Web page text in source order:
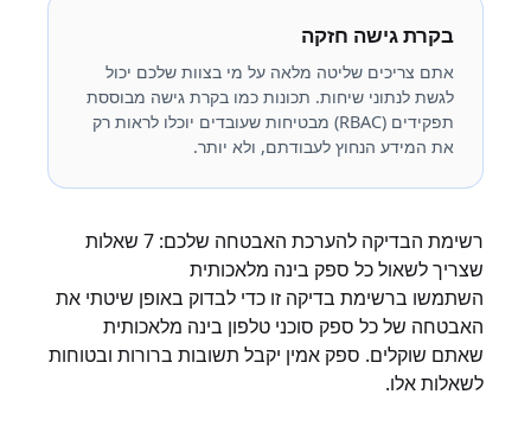
בקרת גישה חזקה
אתם צריכים שליטה מלאה על מי בצוות שלכם יכול
לגשת לנתוני שיחות. תכונות כמו בקרת גישה מבוססת
תפקידים (RBAC) מבטיחות שעובדים יוכלו לראות רק
את המידע הנחוץ לעבודתם, ולא יותר.
רשימת הבדיקה להערכת האבטחה שלכם: 7 שאלות
שצריך לשאול כל ספק בינה מלאכותית
השתמשו ברשימת בדיקה זו כדי לבדוק באופן שיטתי את
האבטחה של כל ספק סוכני טלפון בינה מלאכותית
שאתם שוקלים. ספק אמין יקבל תשובות ברורות ובטוחות
לשאלות אלו.